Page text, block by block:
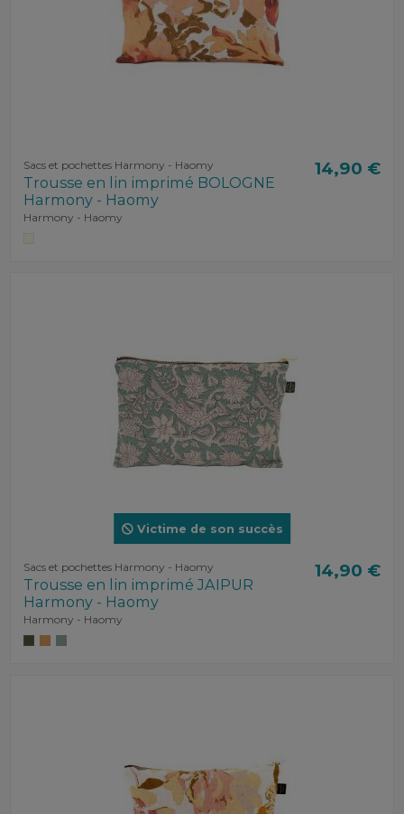
Sacs et pochettes Harmony - Haomy
Trousse en lin imprimé BOLOGNE
Harmony - Haomy
Harmony - Haomy
14,90 €
Victime de son succès
Sacs et pochettes Harmony - Haomy
Trousse en lin imprimé JAIPUR
Harmony - Haomy
Harmony - Haomy
14,90 €